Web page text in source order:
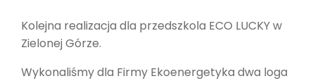
Kolejna realizacja dla przedszkola ECO LUCKY w
Zielonej Górze.
Wykonaliśmy dla Firmy Ekoenergetyka dwa loga